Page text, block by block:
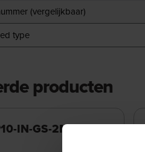
(vergelijkbaar)
type
producten
IN-GS-2M